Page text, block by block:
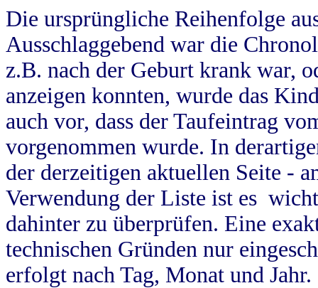
Die ursprüngliche Reihenfolge
Ausschlaggebend war die
z.B. nach der Geburt krank war,
anzeigen konnten, wurde das
auch vor, dass der Taufeintrag
vorgenommen wurde. In
der derzeitigen aktuellen Seite -
Verwendung der Liste ist es
dahinter zu überprüfen. Eine
technischen Gründen nur
erfolgt nach Tag, Monat und Jahr.